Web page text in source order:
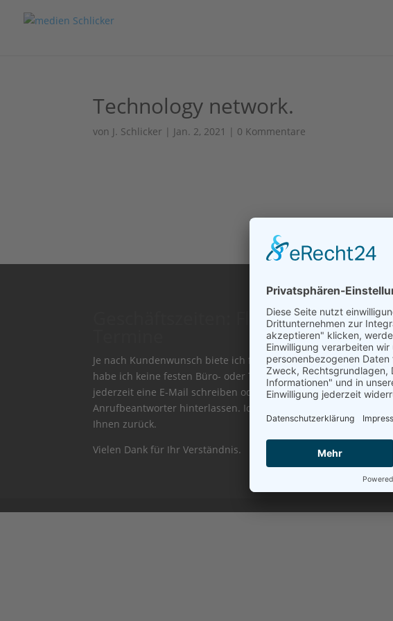
Technology network.
von J. Schlicker | Jan. 2, 2021 | 0 Kommentare
Geschäftszeiten: Flexibilität für Ihre
Je nach Kundenwunsch biete ich flexibel (Beratungs-)Termine
habe ich keine festen Büro- oder Telefonzeiten. Gerne können
jederzeit eine E-Mail schreiben oder eine Nachricht auf dem
Anrufbeantworter hinterlassen. Ich melde mich so bald wie
Ihnen zurück.
Vielen Dank für Ihr Verständnis.